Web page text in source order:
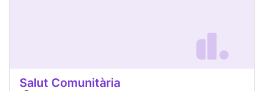
Salut Comunitària